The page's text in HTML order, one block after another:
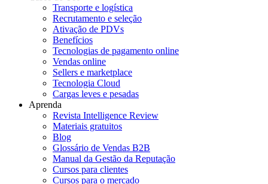
Transporte e logística
Recrutamento e seleção
Ativação de PDVs
Benefícios
Tecnologias de pagamento online
Vendas online
Sellers e marketplace
Tecnologia Cloud
Cargas leves e pesadas
Aprenda
Revista Intelligence Review
Materiais gratuitos
Blog
Glossário de Vendas B2B
Manual da Gestão da Reputação
Cursos para clientes
Cursos para o mercado